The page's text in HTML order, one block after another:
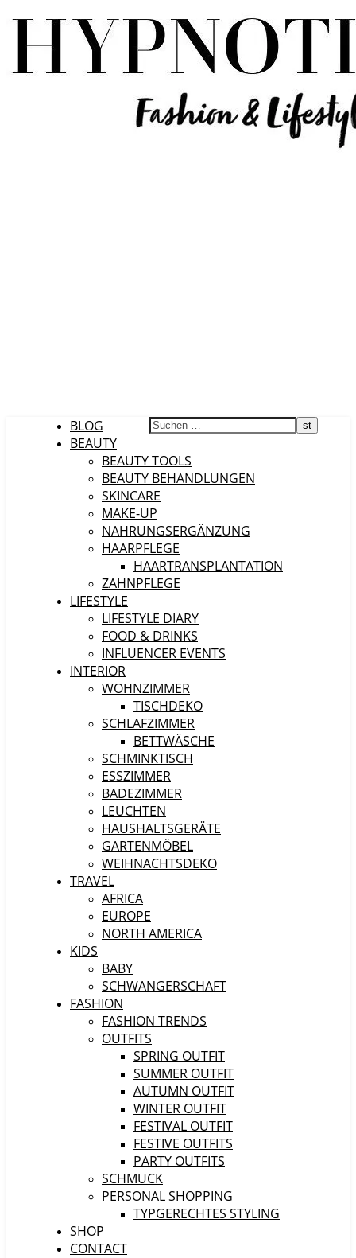
BLOG
BEAUTY
BEAUTY TOOLS
BEAUTY BEHANDLUNGEN
SKINCARE
MAKE-UP
NAHRUNGSERGÄNZUNG
HAARPFLEGE
HAARTRANSPLANTATION
ZAHNPFLEGE
LIFESTYLE
LIFESTYLE DIARY
FOOD & DRINKS
INFLUENCER EVENTS
INTERIOR
WOHNZIMMER
TISCHDEKO
SCHLAFZIMMER
BETTWÄSCHE
SCHMINKTISCH
ESSZIMMER
BADEZIMMER
LEUCHTEN
HAUSHALTSGERÄTE
GARTENMÖBEL
WEIHNACHTSDEKO
TRAVEL
AFRICA
EUROPE
NORTH AMERICA
KIDS
BABY
SCHWANGERSCHAFT
FASHION
FASHION TRENDS
OUTFITS
SPRING OUTFIT
SUMMER OUTFIT
AUTUMN OUTFIT
WINTER OUTFIT
FESTIVAL OUTFIT
FESTIVE OUTFITS
PARTY OUTFITS
SCHMUCK
PERSONAL SHOPPING
TYPGERECHTES STYLING
SHOP
CONTACT